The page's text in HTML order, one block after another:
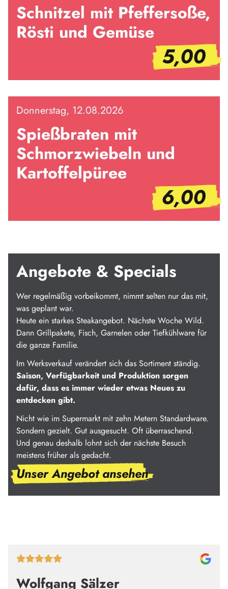
Schnitzel mit Pfeffersoße,
Rösti und Gemüse
5,00
Donnerstag, 12.08.2026
Spießbraten mit
Schmorzwiebeln und
Kartoffelpüree
6,00
Angebote & Specials
Wer regelmäßig vorbeikommt, nimmt selten nur das mit,
was geplant war.
Heute ein starkes Steakangebot. Nächste Woche Wild.
Dann Grillpakete, Fisch, Garnelen oder Tiefkühlware für
die ganze Familie.
Im Werksverkauf verändert sich das Sortiment ständig.
Saison, Verfügbarkeit und Produktion sorgen
dafür, dass es immer wieder etwas Neues zu
entdecken gibt.
Nicht wie im Supermarkt mit zehn Metern Standardware.
Sondern gezielt. Gut ausgesucht. Oft überraschend.
Und genau deshalb lohnt sich der nächste Besuch
meistens früher als gedacht.
Unser Angebot ansehen
Wolfgang Sälzer